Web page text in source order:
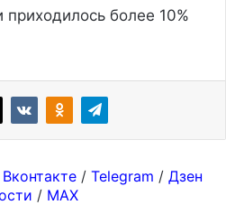
более 10%
Вконтакте / Telegram / Дзен
/ MAX